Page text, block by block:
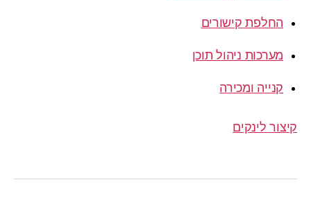
החלפת קישורים
מערכות ניהול תוכן
קנייה ומכירה
קיצור לינקים